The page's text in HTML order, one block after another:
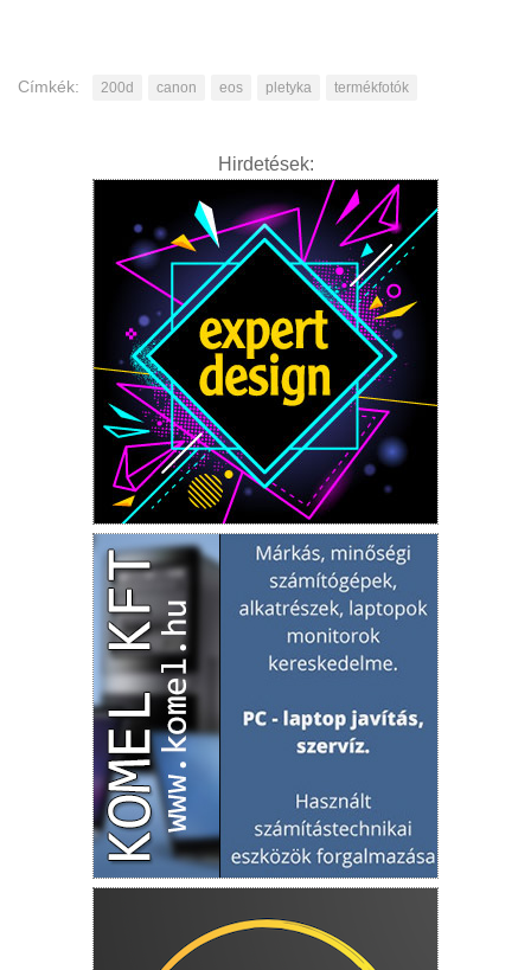
Címkék: 200d canon eos pletyka termékfotók
Hirdetések: